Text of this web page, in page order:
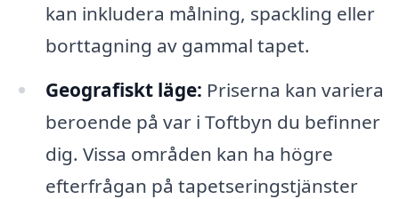
kan inkludera målning, spackling eller
borttagning av gammal tapet.
Geografiskt läge: Priserna kan variera
beroende på var i Toftbyn du befinner
dig. Vissa områden kan ha högre
efterfrågan på tapetseringstjänster